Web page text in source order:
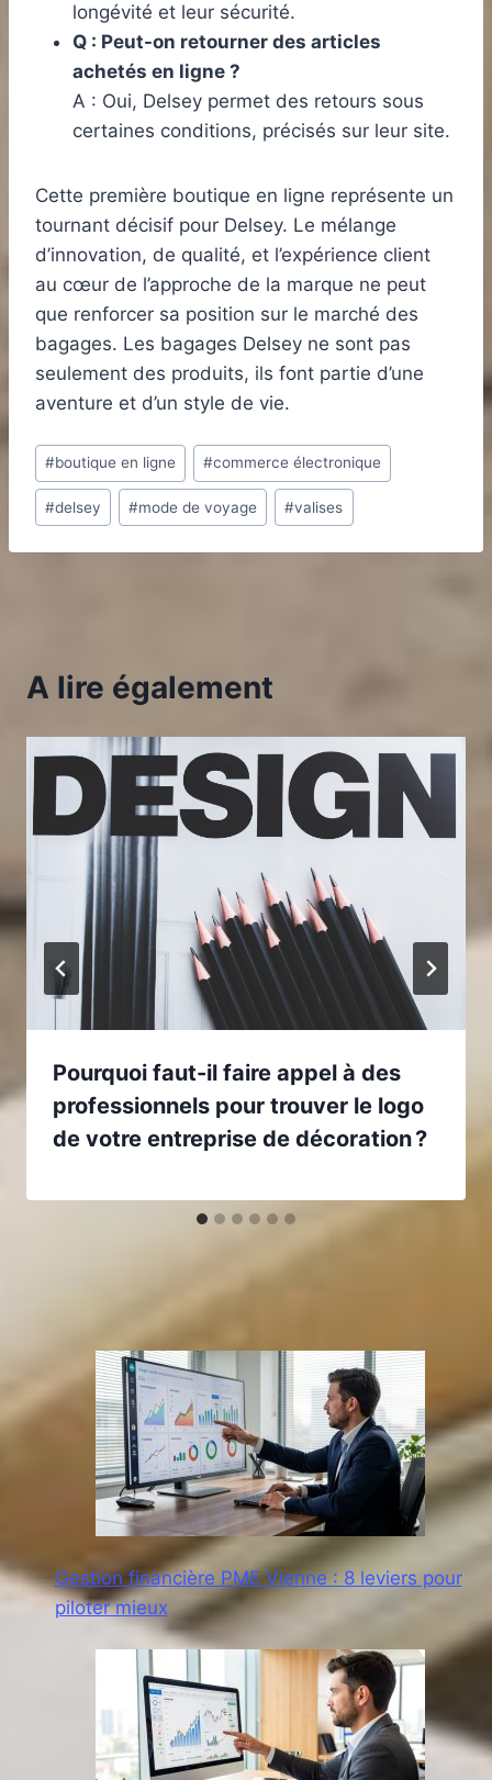
longévité et leur sécurité.
Q : Peut-on retourner des articles
achetés en ligne ?
A : Oui, Delsey permet des retours sous
certaines conditions, précisés sur leur site.
Cette première boutique en ligne représente un
tournant décisif pour Delsey. Le mélange
d’innovation, de qualité, et l’expérience client
au cœur de l’approche de la marque ne peut
que renforcer sa position sur le marché des
bagages. Les bagages Delsey ne sont pas
seulement des produits, ils font partie d’une
aventure et d’un style de vie.
Étiquettes
de
la
#boutique en ligne #commerce électronique
#delsey #mode de voyage #valises
A lire également
Pourquoi faut-il faire appel à des
professionnels pour trouver le logo
de votre entreprise de décoration ?
Gestion financière PME Vienne : 8 leviers pour
piloter mieux